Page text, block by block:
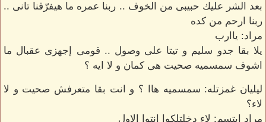
بعد الشر عليك حبيبى من الخوف .. ربنا عمره ما هيفرّقنا تانى ..
ربنا ارحم من كده
مراد: ياارب
يلا بقا جدو سليم و تيتا على وصول .. قومى إجهزى عقبال ما
اشوف سمسميه صحيت هى كمان و لا ايه ؟
ليليان غمزتله: سمسميه هاا ؟ و انت بقا متعرفش صحيت و لا
لاء؟
مراد إبتسم: لاء دخلتلكوا انتوا الاول